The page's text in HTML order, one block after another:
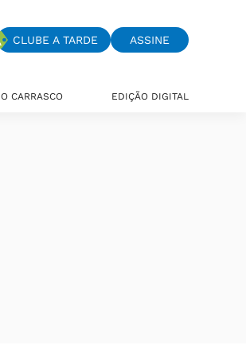
CLUBE A TARDE ASSINE
O CARRASCO EDIÇÃO DIGITAL